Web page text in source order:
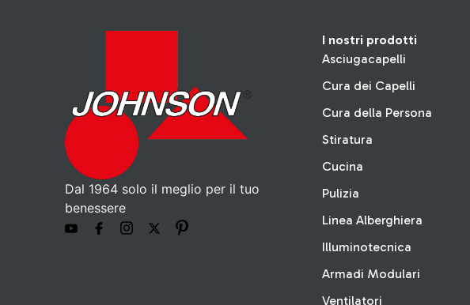
Dal 1964 solo il meglio per il tuo
benessere
I nostri prodotti
Asciugacapelli
Cura dei Capelli
Cura della Persona
Stiratura
Cucina
Pulizia
Linea Alberghiera
Illuminotecnica
Armadi Modulari
Ventilatori